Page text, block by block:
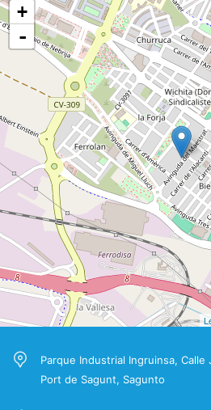
+
-
Parque Industrial Ingruinsa,
Port de Sagunt, Sagunto